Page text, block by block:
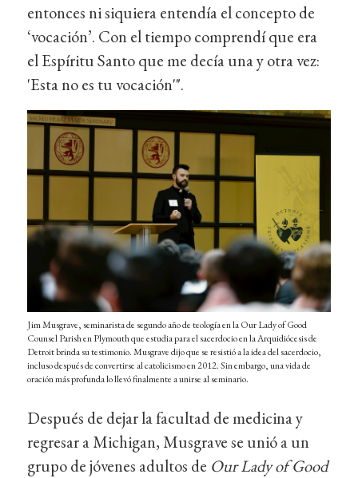
entonces ni siquiera entendía el concepto de
‘vocación’. Con el tiempo comprendí que era
el Espíritu Santo que me decía una y otra vez:
'Esta no es tu vocación'".
Jim Musgrave, seminarista de segundo año de teología en la Our Lady of Good
Counsel Parish en Plymouth que estudia para el sacerdocio en la Arquidiócesis de
Detroit brinda su testimonio. Musgrave dijo que se resistió a la idea del sacerdocio,
incluso después de convertirse al catolicismo en 2012. Sin embargo, una vida de
oración más profunda lo llevó finalmente a unirse al seminario.
Después de dejar la facultad de medicina y
regresar a Michigan, Musgrave se unió a un
grupo de jóvenes adultos de Our Lady of Good